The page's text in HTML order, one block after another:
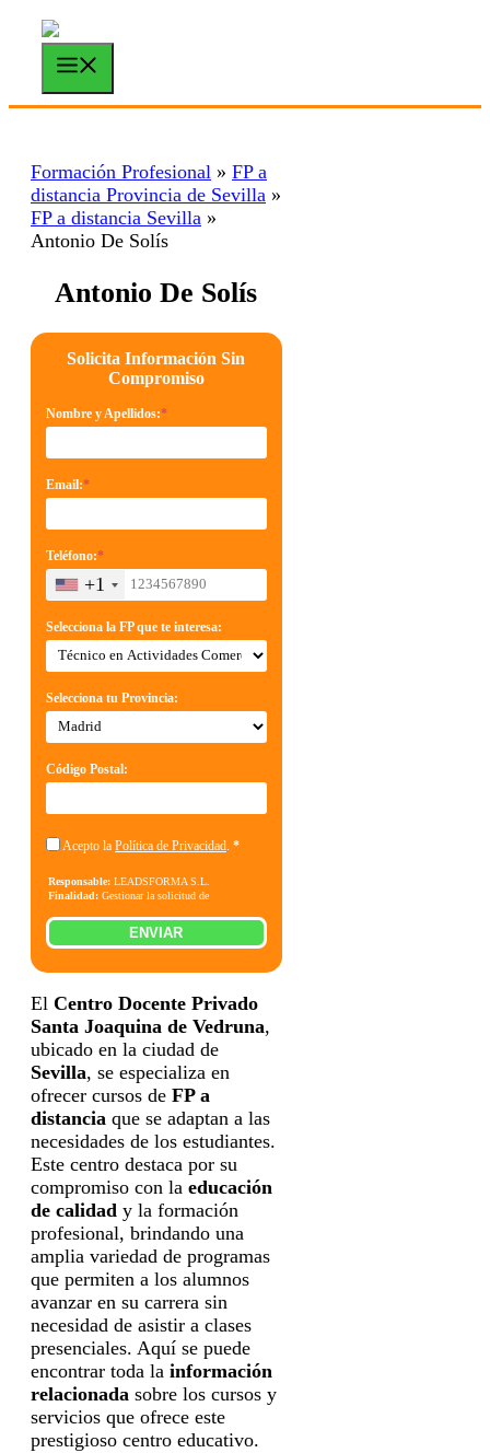
Saltar
contenido
Formación Profesional » FP a
distancia Provincia de Sevilla »
FP a distancia Sevilla »
Antonio De Solís
Antonio De Solís
Solicita Información Sin
Compromiso
Nombre y Apellidos:*
Email:*
Teléfono:*
+1
Selecciona la FP que te interesa:
Selecciona tu Provincia:
Código Postal:
Acepto la Política de Privacidad. *
Responsable: LEADSFORMA S.L.
Finalidad: Gestionar la solicitud de
información relacionada con la formación
solicitada y comunicar los datos al centro de
formación correspondiente para que pueda
electrónicos equivalentes.
Legitimación: Consentimiento del interesado.
Destinatarios:Centros de formación
profesional, escuelas de negocios, universidades
o centros formativos privados y/o públicos que
impartan la formación solicitada.
Derechos: Acceder, rectificar y suprimir los
datos, así como otros derechos, como se explica
en la información adicional.
Información adicional:Puede consultar la
información detallada en nuestraPolítica de
Privacidad.
ENVIAR
El Centro Docente Privado
Santa Joaquina de Vedruna,
ubicado en la ciudad de
Sevilla, se especializa en
ofrecer cursos de FP a
distancia que se adaptan a las
necesidades de los estudiantes.
Este centro destaca por su
compromiso con la educación
de calidad y la formación
profesional, brindando una
amplia variedad de programas
que permiten a los alumnos
avanzar en su carrera sin
necesidad de asistir a clases
presenciales. Aquí se puede
encontrar toda la información
relacionada sobre los cursos y
servicios que ofrece este
prestigioso centro educativo.